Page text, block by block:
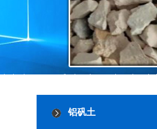
铝矾土